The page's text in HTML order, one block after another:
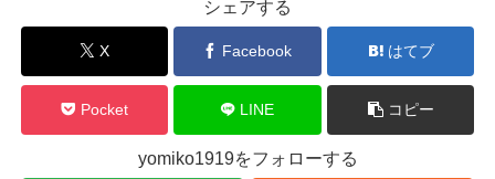
シェアする
X Facebook はてブ
Pocket LINE コピー
yomiko1919をフォローする